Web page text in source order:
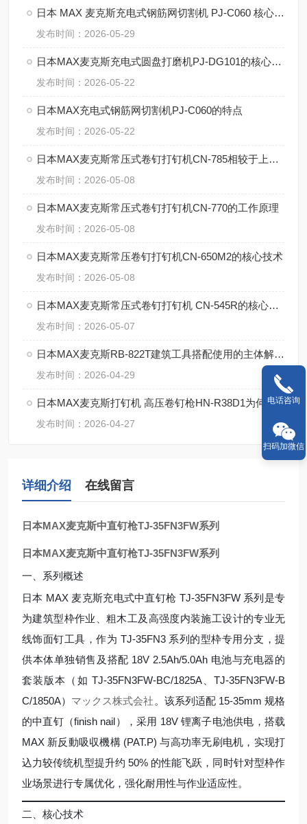
日本 MAX 麦克斯充电式钢筋网切割机 PJ-C060 核心优势
发布时间：2026-05-29
日本MAX麦克斯充电式圆盘打磨机PJ-DG101的核心技术
发布时间：2026-05-22
日本MAX充电式钢筋网切割机PJ-C060的特点
发布时间：2026-05-22
日本MAX麦克斯常压式卷钉打钉机CN-785相较于上一代，哪些方面升级
发布时间：2026-05-08
日本MAX麦克斯常压式卷钉打钉机CN-770的工作原理
发布时间：2026-05-08
日本MAX麦克斯常压卷钉打钉机CN-650M2的核心技术
发布时间：2026-05-08
日本MAX麦克斯常压式卷钉打钉机 CN-545R的核心参数
发布时间：2026-05-07
日本MAX麦克斯RB-822T建筑工具搭配使用的主体解决方案
发布时间：2026-04-29
日本MAX麦克斯打钉机 高压卷钉枪HN-R38D1为何这么牛？
发布时间：2026-04-27
详细介绍 在线留言
日本MAX麦克斯中直钉枪TJ-35FN3FW系列
日本MAX麦克斯中直钉枪TJ-35FN3FW系列
一、系列概述
日本 MAX 麦克斯充电式中直钉枪 TJ-35FN3FW 系列是专
为建筑型枠作业、粗木工及高强度内装施工设计的专业无
线饰面钉工具，作为 TJ-35FN3 系列的型枠专用分支，提
供本体单独销售及搭配 18V 2.5Ah/5.0Ah 电池与充电器的
套装版本（如 TJ-35FN3FW-BC/1825A、TJ-35FN3FW-B
C/1850A） マックス株式会社 。该系列适配 15-35mm 规格
的中直钉（finish nail），采用 18V 锂离子电池供电，搭载
MAX 新反動吸収機構 (PAT.P) 与高功率无刷电机，实现打
込力较传统机型提升约 50% 的性能飞跃，同时针对型枠作
业场景进行专属优化，强化耐用性与作业适应性。
二、核心技术
电话咨询
扫码加微信